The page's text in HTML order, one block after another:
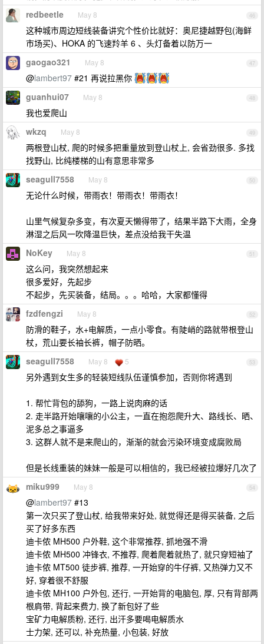
46
redbeetle May 8
这种城市周边短线装备讲究个性价比就好：奥尼捷越野包(海鲜
市场买)、HOKA 的飞速羚羊 6 、头灯备着以防万一
47
gaogao321 May 8
@lambert97 #21 再说拉黑你
48
guanhui07 May 8
我也爱爬山
49
wkzq May 8
两根登山杖, 爬的时候多把重量放到登山杖上, 会省劲很多. 多找
找野山, 比纯楼梯的山有意思非常多
50
seagull7558 May 8
无论什么时候，带雨衣！带雨衣！带雨衣！
山里气候复杂多变，有次夏天懒得带了，结果半路下大雨，全身
淋湿之后风一吹降温巨快，差点没给我干失温
51
NoKey May 8
这么问，我突然想起来
很多爱好，先起步
不起步，先买装备，结局。。。哈哈，大家都懂得
52
fzdfengzi May 8
防滑的鞋子，水+电解质，一点小零食。有陡峭的路就带根登山
杖，荒山要长袖长裤，帽子防晒。
53
seagull7558 May 8 5
另外遇到女生多的轻装短线队伍谨慎参加，否则你将遇到
1. 帮忙背包的舔狗，一路上说肉麻的话
2. 走半路开始嚷嚷的小公主，一直在抱怨爬升大、路线长、晒、
泥多总之事逼多
3. 这群人就不是来爬山的，渐渐的就会污染环境变成腐败局
但是长线重装的妹妹一般是可以相信的，我已经被拉爆好几次了
54
miku999 May 8
@lambert97 #13
第一次只买了登山杖, 给我带来好处, 就觉得还是得买装备, 之后
买了好多东西
迪卡侬 MH500 户外鞋, 这个非常推荐, 抓地强不滑
迪卡侬 MH500 冲锋衣, 不推荐, 爬着爬着就热了, 就只穿短袖了
迪卡侬 MT500 徒步裤, 推荐, 一开始穿的牛仔裤, 又热弹力又不
好, 穿着很不舒服
迪卡侬 MH100 户外包, 还行, 一开始背的电脑包, 厚, 只有背部两
根肩带, 背起来费力, 换了新包好了些
宝矿力电解质粉, 还行, 出汗多要喝电解质水
士力架, 还可以, 补充热量, 小包装, 好放